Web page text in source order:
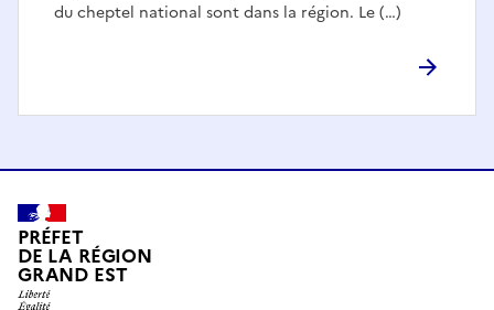
du cheptel national sont dans la région. Le (…)
PRÉFET
DE LA RÉGION
GRAND EST